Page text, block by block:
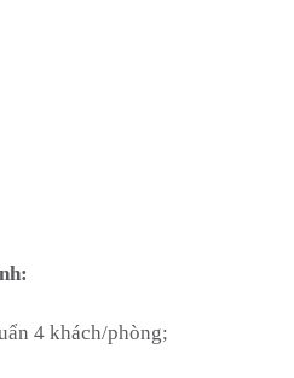
4 khách/phòng;